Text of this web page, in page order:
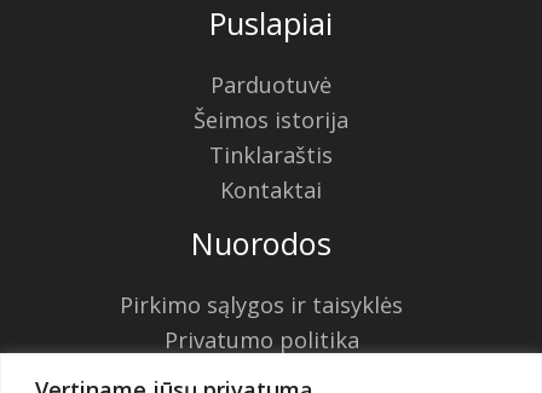
Puslapiai
Parduotuvė
Šeimos istorija
Tinklaraštis
Kontaktai
Nuorodos
Pirkimo sąlygos ir taisyklės
Privatumo politika
Krepšelis